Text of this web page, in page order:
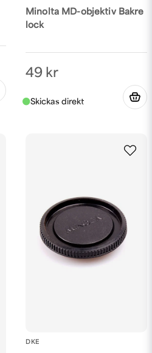
Minolta MD-objektiv Bakre
lock
49 kr
DKE